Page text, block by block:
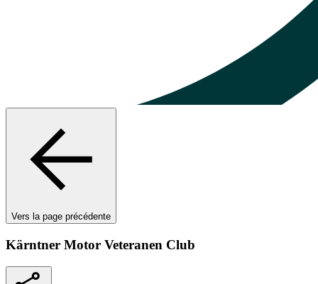
Vers la page précédente
Kärntner Motor Veteranen Club